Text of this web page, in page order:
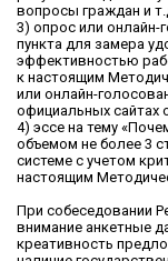
вопросы граждан и
3) опрос или онлайн-
пункта для замера
эффективностью
к настоящим
или онлайн-
официальных сайтах
4) эссе на тему
объемом не более 3
системе с учетом
настоящим
При собеседовании
внимание анкетные
креативность